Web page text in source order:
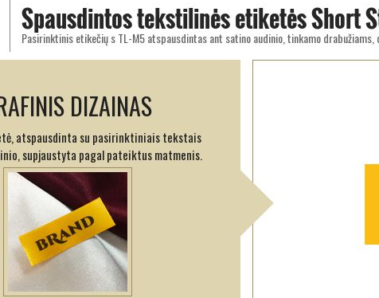
Spausdintos tekstilinės etiketės Short
DIZAINAS
atspausdinta su pasirinktiniais tekstais
supjaustyta pagal pateiktus matmenis.